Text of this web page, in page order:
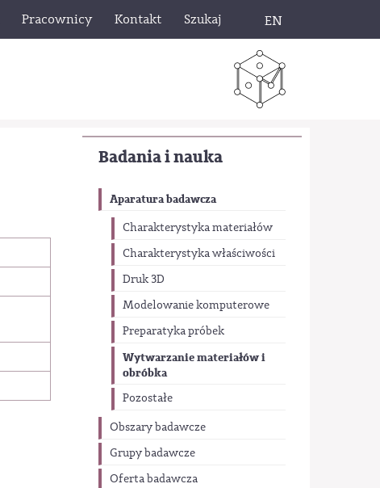
Pracownicy Kontakt Szukaj EN
Badania i nauka
Aparatura badawcza
Charakterystyka materiałów
Charakterystyka właściwości
Druk 3D
Modelowanie komputerowe
Preparatyka próbek
Wytwarzanie materiałów i
obróbka
Pozostałe
Obszary badawcze
Grupy badawcze
Oferta badawcza